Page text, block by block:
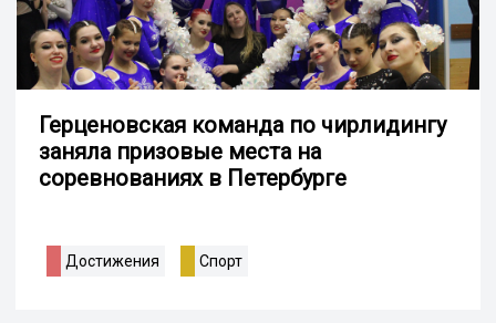
Герценовская команда по чирлидингу
заняла призовые места на
соревнованиях в Петербурге
Достижения Спорт